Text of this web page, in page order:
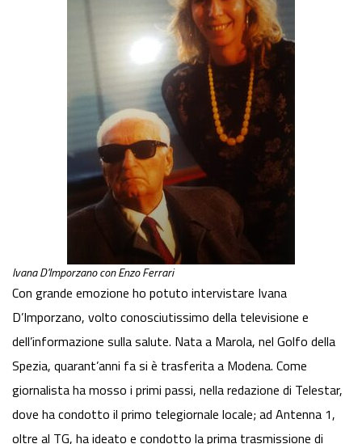
Ivana D'Imporzano con Enzo Ferrari
Con grande emozione ho potuto intervistare Ivana
D’Imporzano, volto conosciutissimo della televisione e
dell’informazione sulla salute. Nata a Marola, nel Golfo della
Spezia, quarant’anni fa si è trasferita a Modena. Come
giornalista ha mosso i primi passi, nella redazione di Telestar,
dove ha condotto il primo telegiornale locale; ad Antenna 1,
oltre al TG, ha ideato e condotto la prima trasmissione di